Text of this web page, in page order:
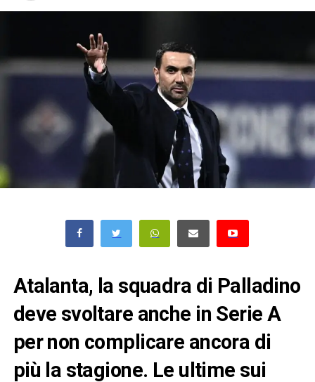
Atalanta, la squadra di Palladino
deve svoltare anche in Serie A
per non complicare ancora di
più la stagione. Le ultime sui